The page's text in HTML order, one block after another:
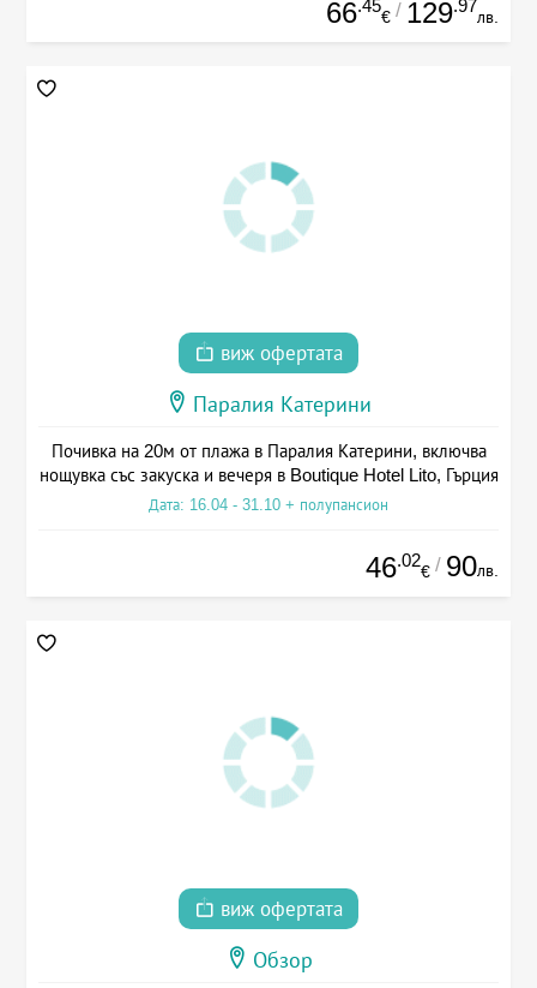
66.45
€ / 129.97
лв.
виж офертата
Паралия Катерини
Почивка на 20м от плажа в Паралия Катерини, включва
нощувка със закуска и вечеря в Boutique Hotel Lito, Гърция
Дата: 16.04 - 31.10 + полупансион
46.02
€ / 90лв.
виж офертата
Обзор